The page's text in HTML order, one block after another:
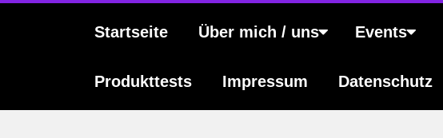
Startseite Über mich / uns Events
Produkttests Impressum Datenschutz